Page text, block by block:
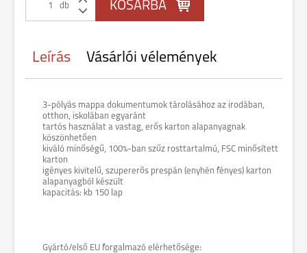
db
Leírás Vásárlói vélemények
3-pólyás mappa dokumentumok tárolásához az irodában,
otthon, iskolában egyaránt
tartós használat a vastag, erős karton alapanyagnak
köszönhetően
kiváló minőségű, 100%-ban szűz rosttartalmú, FSC minősített
karton
igényes kivitelű, szupererős prespán (enyhén fényes) karton
alapanyagból készült
kapacitás: kb 150 lap
Gyártó/első EU forgalmazó elérhetősége: